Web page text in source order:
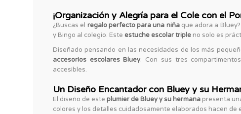
¡Organización y Alegría para el Cole con el
¿Buscas el regalo perfecto para una niñaque adora a
y Bingo al colegio. Este estuche escolar triple no solo es
Diseñado pensando en las necesidades de los más
accesorios escolares Bluey. Con sus tres
accesibles.
Un Diseño Encantador con Bluey y su
El diseño de esteplumier de Bluey y su hermana presenta
colores y los detalles cuidadosamente elaborados hacen de